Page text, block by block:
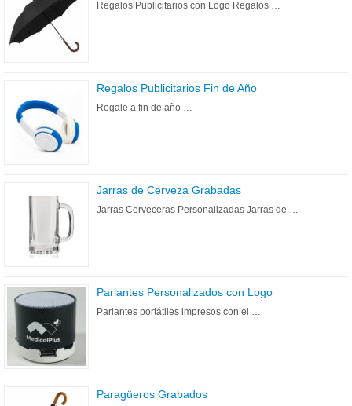
Regalos Publicitarios con Logo Regalos …
Regalos Publicitarios Fin de Año
Regale a fin de año …
Jarras de Cerveza Grabadas
Jarras Cerveceras Personalizadas Jarras de …
Parlantes Personalizados con Logo
Parlantes portátiles impresos con el …
Paragüeros Grabados